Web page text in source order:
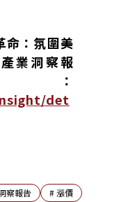
命：氛圍美
業洞察報
det
察報告 #漲價